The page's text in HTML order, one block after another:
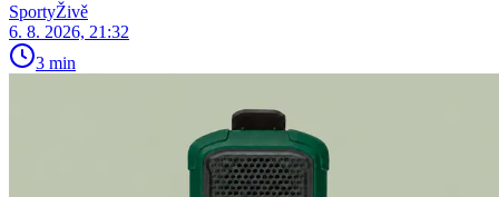
SportyŽivě
6. 8. 2026, 21:32
3 min